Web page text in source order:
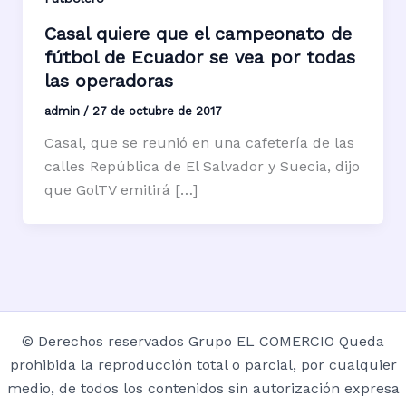
Casal quiere que el campeonato de
fútbol de Ecuador se vea por todas
las operadoras
admin / 27 de octubre de 2017
Casal, que se reunió en una cafetería de las
calles República de El Salvador y Suecia, dijo
que GolTV emitirá […]
© Derechos reservados Grupo EL COMERCIO Queda
prohibida la reproducción total o parcial, por cualquier
medio, de todos los contenidos sin autorización expresa